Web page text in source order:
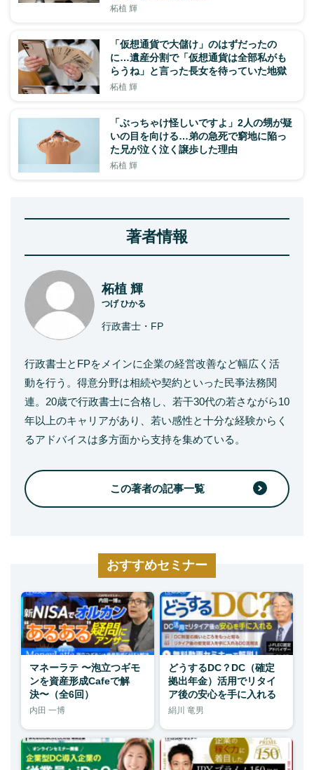
柘植 輝
「仮想通貨で大儲け」のはずだったの
に…遺産分割で「仮想通貨は全部私がも
らうね」と言った長女を待っていた地獄
柘植 輝
「ぶっちゃけ怪しいですよ」2人の甥が疑
いの目を向ける…弟の急死で窮地に陥っ
た兄が泣く泣く譲歩した理由
柘植 輝
著者情報
柘植 輝
つげ ひかる
行政書士・FP
行政書士とFPをメインに企業の経営改善など幅広く活
動を行う。得意分野は相続や契約といった民亊法務関
連。20歳で行政書士に合格し、若干30代の若さながら10
年以上のキャリアがあり、若い感性と十分な経験からく
るアドバイスは多方面から支持を集めている。
この著者の記事一覧
おすすめセミナー
マネーラテ 〜泡立つギモ
ンを資産形成Cafeで解
決〜（全6回）
内田 一博
どうするDC？DC（確定
拠出年金）活用でリタイ
ア後の安心を手に入れる
絹川 竜男